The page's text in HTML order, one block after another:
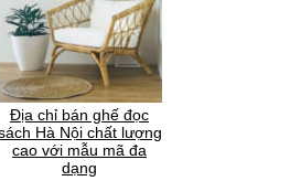
Địa chỉ bán ghế đọc
Hà Nội chất lượng
cao với mẫu mã đa
dạng